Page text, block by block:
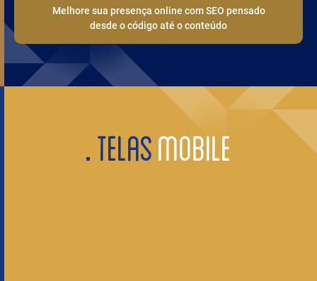
Melhore sua presença online com SEO pensado
desde o código até o conteúdo
TELASMOBILE